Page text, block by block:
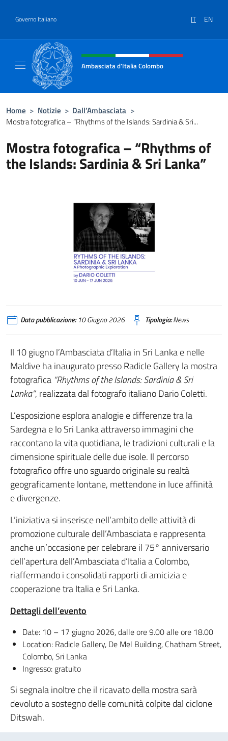
Governo Italiano IT EN
Intestazione sito, social e menù
Ambasciata d'Italia Colombo
Home > Notizie > Dall’Ambasciata >
Mostra fotografica – “Rhythms of the Islands: Sardinia & Sri...
Mostra fotografica – “Rhythms of
the Islands: Sardinia & Sri Lanka”
Data pubblicazione:10 Giugno 2026 Tipologia:News
Il 10 giugno l’Ambasciata d’Italia in Sri Lanka e nelle
Maldive ha inaugurato presso Radicle Gallery la mostra
fotografica “Rhythms of the Islands: Sardinia & Sri
Lanka”, realizzata dal fotografo italiano Dario Coletti.
L’esposizione esplora analogie e differenze tra la
Sardegna e lo Sri Lanka attraverso immagini che
raccontano la vita quotidiana, le tradizioni culturali e la
dimensione spirituale delle due isole. Il percorso
fotografico offre uno sguardo originale su realtà
geograficamente lontane, mettendone in luce affinità
e divergenze.
L’iniziativa si inserisce nell’ambito delle attività di
promozione culturale dell’Ambasciata e rappresenta
anche un’occasione per celebrare il 75° anniversario
dell’apertura dell’Ambasciata d’Italia a Colombo,
riaffermando i consolidati rapporti di amicizia e
cooperazione tra Italia e Sri Lanka.
Dettagli dell’evento
Date: 10 – 17 giugno 2026, dalle ore 9.00 alle ore 18.00
Location: Radicle Gallery, De Mel Building, Chatham Street,
Colombo, Sri Lanka
Ingresso: gratuito
Si segnala inoltre che il ricavato della mostra sarà
devoluto a sostegno delle comunità colpite dal ciclone
Ditswah.